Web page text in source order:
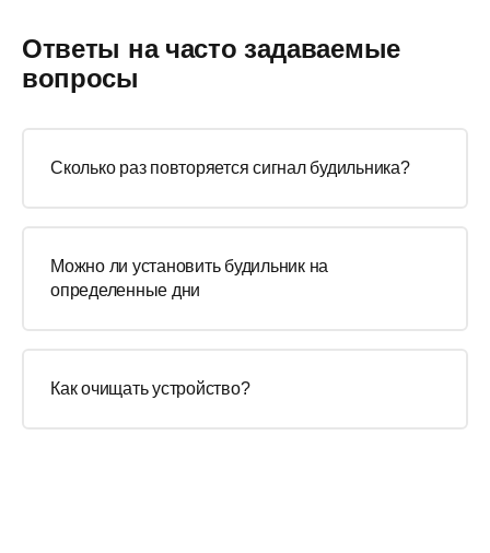
Ответы на часто задаваемые
вопросы
Сколько раз повторяется сигнал будильника?
Можно ли установить будильник на
определенные дни
Как очищать устройство?